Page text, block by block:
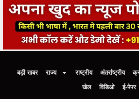
बड़ी खबर राज्य राष्ट्रीय अंतर्राष्ट्रीय
खेल
विडिओ ई-पेपर